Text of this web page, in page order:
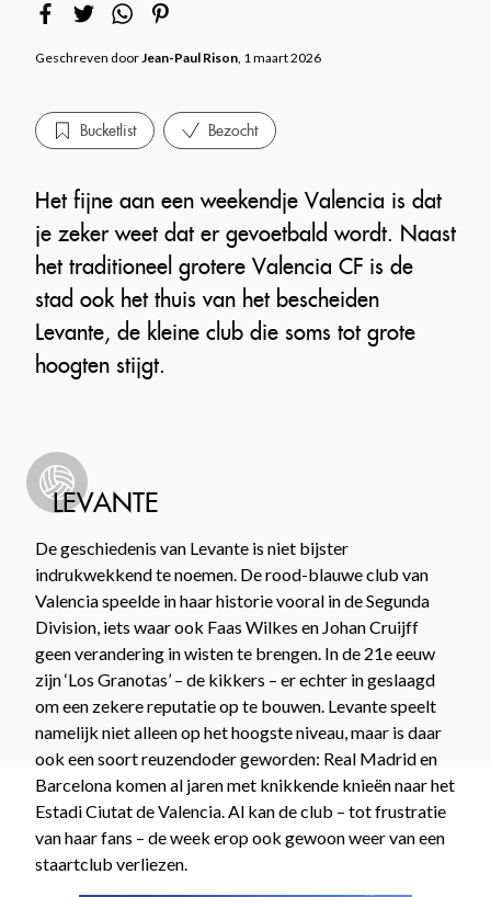
Geschreven doorJean-Paul Rison, 1 maart 2026
Bucketlist Bezocht
Het fijne aan een weekendje Valencia is dat
je zeker weet dat er gevoetbald wordt. Naast
het traditioneel grotere Valencia CF is de
stad ook het thuis van het bescheiden
Levante, de kleine club die soms tot grote
hoogten stijgt.
LEVANTE
De geschiedenis van Levante is niet bijster
indrukwekkend te noemen. De rood-blauwe club van
Valencia speelde in haar historie vooral in de Segunda
Division, iets waar ook Faas Wilkes en Johan Cruijff
geen verandering in wisten te brengen. In de 21e eeuw
zijn ‘Los Granotas’ – de kikkers – er echter in geslaagd
om een zekere reputatie op te bouwen. Levante speelt
namelijk niet alleen op het hoogste niveau, maar is daar
ook een soort reuzendoder geworden: Real Madrid en
Barcelona komen al jaren met knikkende knieën naar het
Estadi Ciutat de Valencia. Al kan de club – tot frustratie
van haar fans – de week erop ook gewoon weer van een
staartclub verliezen.